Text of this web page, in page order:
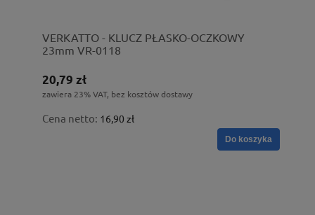
VERKATTO - KLUCZ PŁASKO-OCZKOWY
23mm VR-0118
20,79 zł
zawiera 23% VAT, bez kosztów dostawy
Cena netto: 16,90 zł
Do koszyka